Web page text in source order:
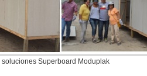
Superboard Moduplak